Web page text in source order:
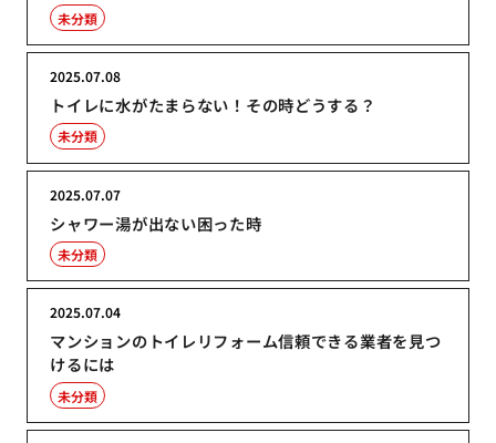
未分類
トイレに水がたまらない！その時どうする？
2025.07.08
未分類
シャワー湯が出ない困った時
2025.07.07
未分類
マンションのトイレリフォーム信頼できる業者を見つ
けるには
2025.07.04
未分類